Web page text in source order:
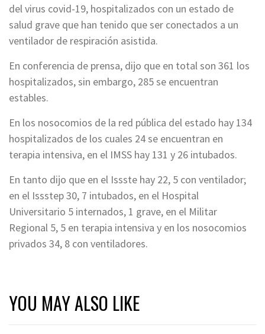
del virus covid-19, hospitalizados con un estado de
salud grave que han tenido que ser conectados a un
ventilador de respiración asistida.
En conferencia de prensa, dijo que en total son 361 los
hospitalizados, sin embargo, 285 se encuentran
estables.
En los nosocomios de la red pública del estado hay 134
hospitalizados de los cuales 24 se encuentran en
terapia intensiva, en el IMSS hay 131 y 26 intubados.
En tanto dijo que en el Issste hay 22, 5 con ventilador;
en el Issstep 30, 7 intubados, en el Hospital
Universitario 5 internados, 1 grave, en el Militar
Regional 5, 5 en terapia intensiva y en los nosocomios
privados 34, 8 con ventiladores.
YOU MAY ALSO LIKE